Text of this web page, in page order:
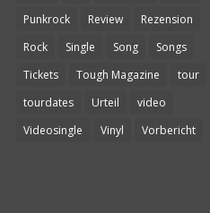
Punkrock
Review
Rezension
Rock
Single Song
Songs
Tickets
Tough Magazine
tour
tourdates
Urteil
video
Videosingle
Vinyl Vorbericht